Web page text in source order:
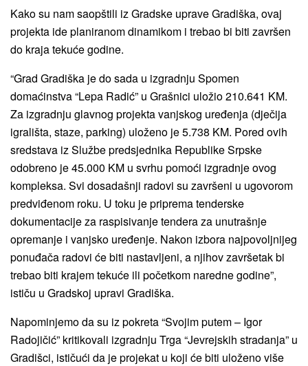
Kako su nam saopštili iz Gradske uprave Gradiška, ovaj
projekta ide planiranom dinamikom i trebao bi biti završen
do kraja tekuće godine.
“Grad Gradiška je do sada u izgradnju Spomen
domaćinstva “Lepa Radić” u Grašnici uložio 210.641 KM.
Za izgradnju glavnog projekta vanjskog uređenja (dječija
igrališta, staze, parking) uloženo je 5.738 KM. Pored ovih
sredstava iz Službe predsjednika Republike Srpske
odobreno je 45.000 KM u svrhu pomoći izgradnje ovog
kompleksa. Svi dosadašnji radovi su završeni u ugovorom
predviđenom roku. U toku je priprema tenderske
dokumentacije za raspisivanje tendera za unutrašnje
opremanje i vanjsko uređenje. Nakon izbora najpovoljnijeg
ponuđača radovi će biti nastavljeni, a njihov završetak bi
trebao biti krajem tekuće ili početkom naredne godine”,
ističu u Gradskoj upravi Gradiška.
Napominjemo da su iz pokreta “Svojim putem – Igor
Radojičić” kritikovali izgradnju Trga “Jevrejskih stradanja” u
Gradišci, ističući da je projekat u koji će biti uloženo više